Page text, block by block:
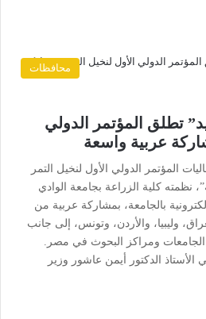
محافظات
تطلق المؤتمر الدولي
عربية واسعة
المؤتمر الدولي الأول لنخيل التمر
نظمته كلية الزراعة بجامعة الوادي
بالجامعة، بمشاركة عربية من
وليبيا، والأردن، وتونس، إلى جانب
الجامعات ومراكز البحوث في مصر.
الأستاذ الدكتور أيمن عاشور وزير